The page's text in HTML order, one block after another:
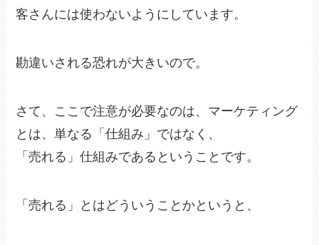
客さんには使わないようにしています。
勘違いされる恐れが大きいので。
さて、ここで注意が必要なのは、マーケティング
とは、単なる「仕組み」ではなく、
「売れる」仕組みであるということです。
「売れる」とはどういうことかというと、